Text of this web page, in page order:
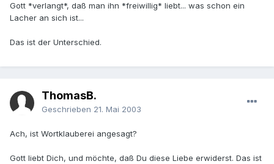
Gott *verlangt*, daß man ihn *freiwillig* liebt... was schon ein
Lacher an sich ist...
Das ist der Unterschied.
ThomasB.
Geschrieben 21. Mai 2003
Ach, ist Wortklauberei angesagt?
Gott liebt Dich, und möchte, daß Du diese Liebe erwiderst. Das ist